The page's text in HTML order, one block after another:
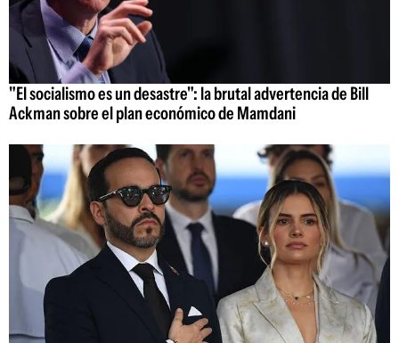
"El socialismo es un desastre": la brutal advertencia de Bill
Ackman sobre el plan económico de Mamdani